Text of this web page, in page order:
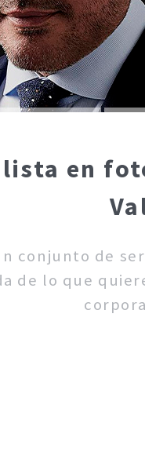
en
conjunto de
de lo que